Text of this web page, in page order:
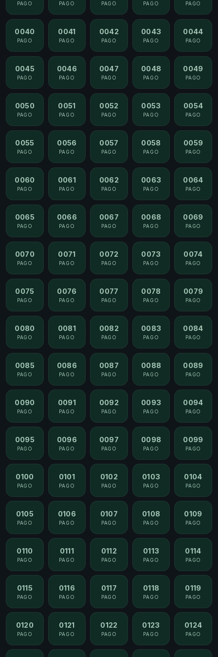
PAGO PAGO PAGO PAGO PAGO
0040
PAGO
0041
PAGO
0042
PAGO
0043
PAGO
0044
PAGO
0045
PAGO
0046
PAGO
0047
PAGO
0048
PAGO
0049
PAGO
0050
PAGO
0051
PAGO
0052
PAGO
0053
PAGO
0054
PAGO
0055
PAGO
0056
PAGO
0057
PAGO
0058
PAGO
0059
PAGO
0060
PAGO
0061
PAGO
0062
PAGO
0063
PAGO
0064
PAGO
0065
PAGO
0066
PAGO
0067
PAGO
0068
PAGO
0069
PAGO
0070
PAGO
0071
PAGO
0072
PAGO
0073
PAGO
0074
PAGO
0075
PAGO
0076
PAGO
0077
PAGO
0078
PAGO
0079
PAGO
0080
PAGO
0081
PAGO
0082
PAGO
0083
PAGO
0084
PAGO
0085
PAGO
0086
PAGO
0087
PAGO
0088
PAGO
0089
PAGO
0090
PAGO
0091
PAGO
0092
PAGO
0093
PAGO
0094
PAGO
0095
PAGO
0096
PAGO
0097
PAGO
0098
PAGO
0099
PAGO
0100
PAGO
0101
PAGO
0102
PAGO
0103
PAGO
0104
PAGO
0105
PAGO
0106
PAGO
0107
PAGO
0108
PAGO
0109
PAGO
0110
PAGO
0111
PAGO
0112
PAGO
0113
PAGO
0114
PAGO
0115
PAGO
0116
PAGO
0117
PAGO
0118
PAGO
0119
PAGO
0120
PAGO
0121
PAGO
0122
PAGO
0123
PAGO
0124
PAGO